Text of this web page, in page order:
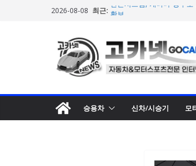
2026-08-08 최근: 한온시스템, 캐나다 정부
스티벌 8일 용인 개최
아우디, 405일 만에 완성한
인드 영상 공개
벤틀리, 첫 순수 전기 어반
승용차 신차/시승기 모